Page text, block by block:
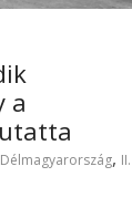
a
Délmagyarország, II.